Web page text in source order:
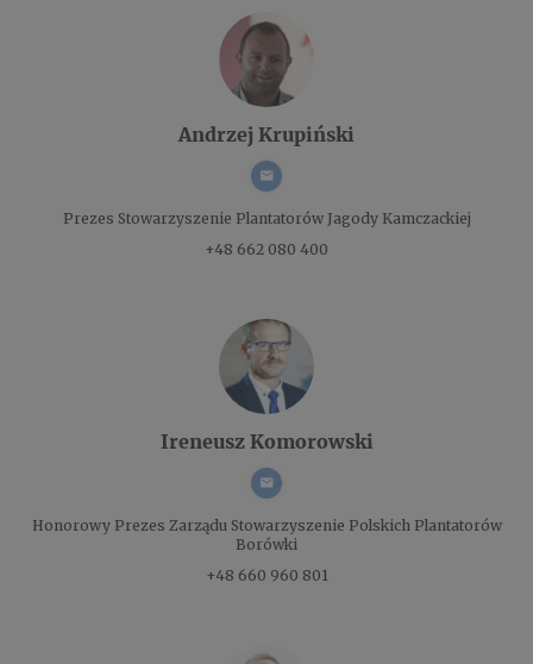
Andrzej Krupiński
Prezes Stowarzyszenie Plantatorów Jagody Kamczackiej
+48 662 080 400
Ireneusz Komorowski
Honorowy Prezes Zarządu Stowarzyszenie Polskich Plantatorów
Borówki
+48 660 960 801